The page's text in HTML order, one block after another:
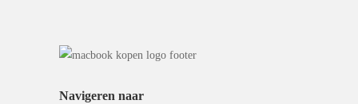
Navigeren naar